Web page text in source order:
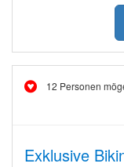
12 Personen
Exklusive